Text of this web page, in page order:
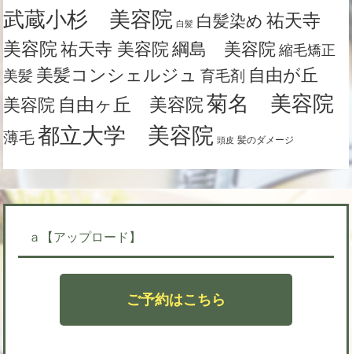
武蔵小杉 美容院 白髪 白髪染め 祐天寺
美容院祐天寺 美容院綱島 美容院 縮毛矯正
美髪 美髪コンシェルジュ 育毛剤 自由が丘
美容院 自由ヶ丘 美容院菊名 美容院
薄毛 都立大学 美容院 頭皮 髪のダメージ
ａ【アップロード】
ご予約はこちら